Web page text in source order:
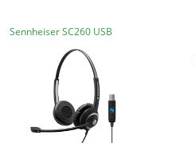
Sennheiser SC260 USB